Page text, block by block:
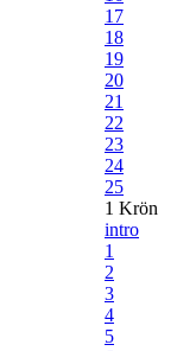
17
18
19
20
21
22
23
24
25
1 Krön
intro
1
2
3
4
5